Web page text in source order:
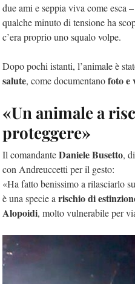
due ami e seppia viva come esca
qualche minuto di tensione ha
c’era proprio uno squalo volpe.
Dopo pochi istanti, l’animale è
salute, come documentanofoto e
«Un animale a
proteggere»
Il comandanteDaniele Busetto, di
con Andreuccetti per il gesto:
«Ha fatto benissimo a rilasciarlo
è una specie a rischio di
Alopoidi, molto vulnerabile per